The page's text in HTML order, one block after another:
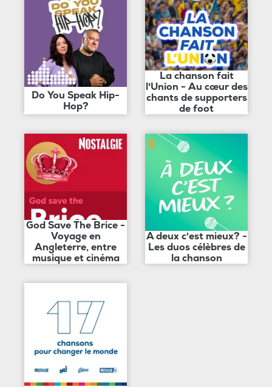
Do You Speak Hip-
Hop?
La chanson fait
l'Union - Au cœur des
chants de supporters
de foot
God Save The Brice -
Voyage en
Angleterre, entre
musique et cinéma
A deux c'est mieux? -
Les duos célèbres de
la chanson